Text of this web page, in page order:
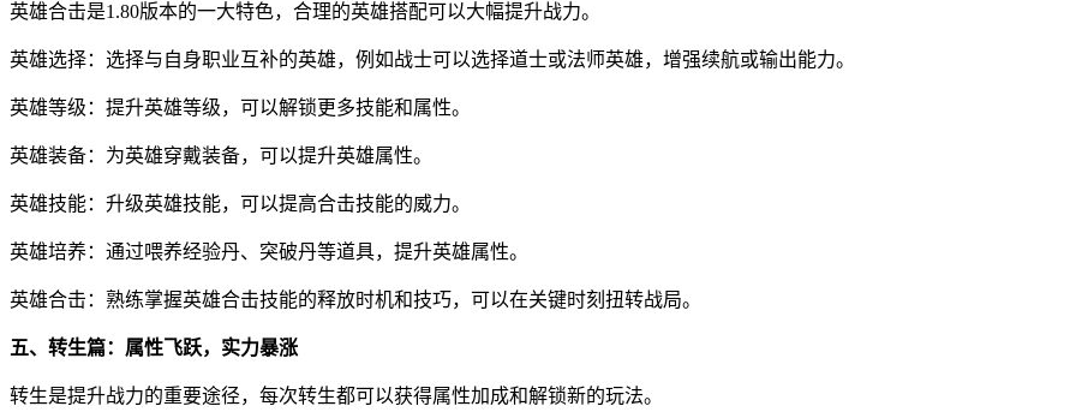
英雄合击是1.80版本的一大特色，合理的英雄搭配可以大幅提升战力。
英雄选择：选择与自身职业互补的英雄，例如战士可以选择道士或法师英雄，增强续航或输出能力。
英雄等级：提升英雄等级，可以解锁更多技能和属性。
英雄装备：为英雄穿戴装备，可以提升英雄属性。
英雄技能：升级英雄技能，可以提高合击技能的威力。
英雄培养：通过喂养经验丹、突破丹等道具，提升英雄属性。
英雄合击：熟练掌握英雄合击技能的释放时机和技巧，可以在关键时刻扭转战局。
五、转生篇：属性飞跃，实力暴涨
转生是提升战力的重要途径，每次转生都可以获得属性加成和解锁新的玩法。